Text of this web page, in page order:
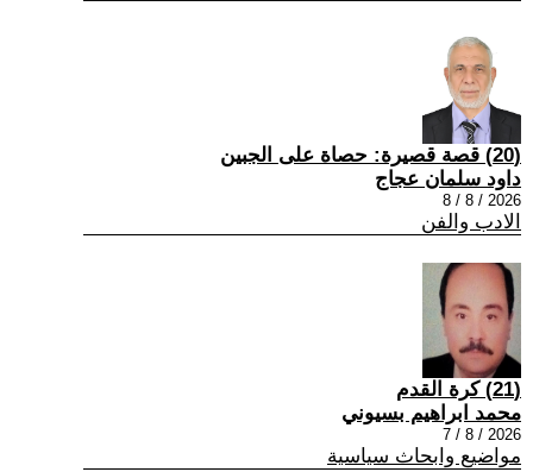
(20) قصة قصيرة: حصاة على الجبين
داود سلمان عجاج
2026 / 8 / 8
الادب والفن
(21) كرة القدم
محمد ابراهيم بسيوني
2026 / 8 / 7
مواضيع وابحاث سياسية